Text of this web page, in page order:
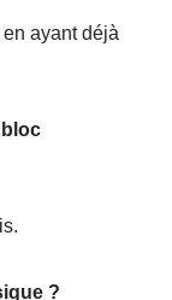
ayant déjà
?